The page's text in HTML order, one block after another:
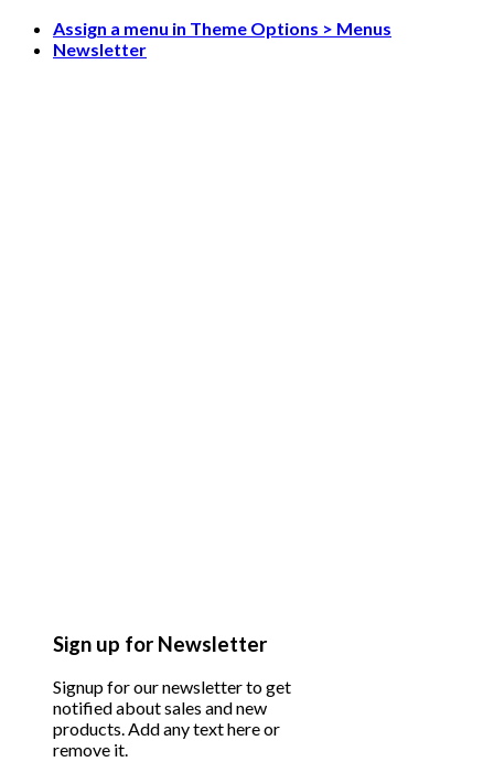
Skip
Assign a menu in Theme Options > Menus
Newsletter
Sign up for Newsletter
Signup for our newsletter to get
notified about sales and new
products. Add any text here or
remove it.